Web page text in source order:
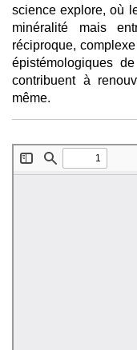
science explore, où
minéralité mais
réciproque,
épistémologiques
contribuent à
même.